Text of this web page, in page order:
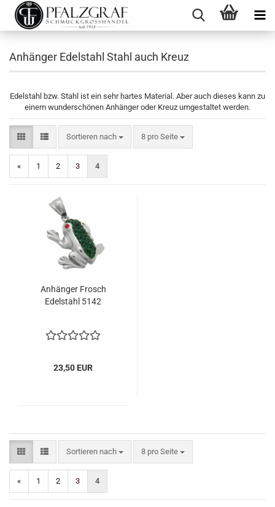
Anhänger Edelstahl Stahl auch Kreuz
Edelstahl bzw. Stahl ist ein sehr hartes Material. Aber auch dieses kann zu
einem wunderschönen Anhänger oder Kreuz umgestaltet werden.
Sortieren nach
Sortieren nach 8 pro Seite
pro Seite
« 1 2 3 4
Anhänger Frosch
Edelstahl 5142
23,50 EUR
Sortieren nach
Sortieren nach 8 pro Seite
pro Seite
« 1 2 3 4